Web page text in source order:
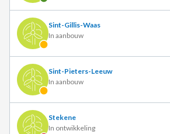
Sint-Gillis-Waas
In aanbouw
Sint-Pieters-Leeuw
In aanbouw
Stekene
In ontwikkeling